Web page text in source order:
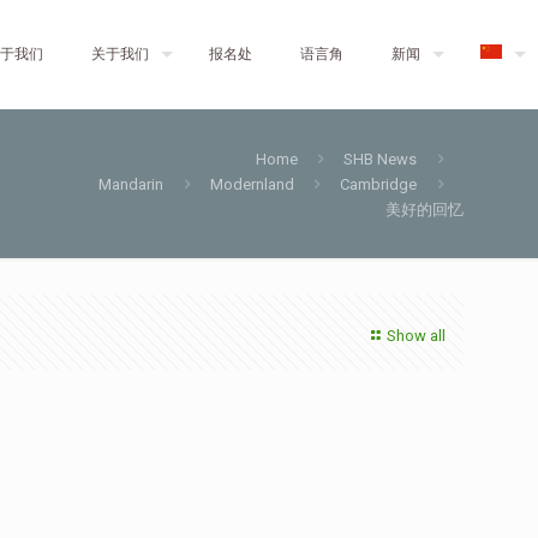
我们 关于我们 报名处 语言角 新闻
Home
SHB News
Mandarin
Modernland
Cambridge
美好的回忆
Show all